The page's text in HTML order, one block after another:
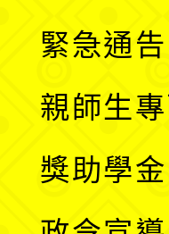
緊急通告
親師生
獎助學金